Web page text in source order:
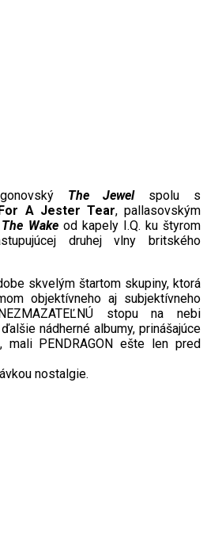
TheJewelspolu s
A Jester Tear, pallasovským
The Wakeod kapely I.Q. ku štyrom
druhej vlny britského
skvelým štartom skupiny, ktorá
objektívneho aj subjektívneho
EZMAZATEĽNÚ stopu na nebi
nádherné albumy, prinášajúce
PENDRAGON ešte len pred
nostalgie.